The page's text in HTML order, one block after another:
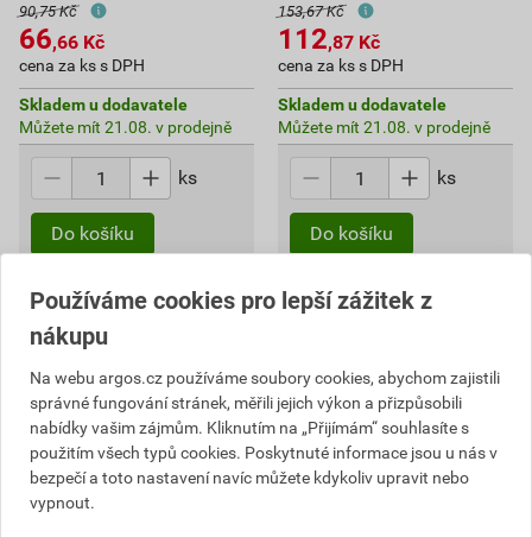
90,75 Kč
66,66 Kč
cena za ks s DPH
Skladem u dodavatele
Můžete mít 21.08. v prodejně
ks
Do košíku
153,67 Kč
112,87 Kč
cena za ks s DPH
Skladem u dodavatele
Můžete mít 21.08. v prodejně
ks
Do košíku
V kategoriiKrytynajdete funkční a estetické prvky určené
prodomovní přístroje, jako jsouspínače,zásuvky,
stmívačea další elektroinstalační zařízení. Kryty slouží
nejen k ochraně vnitřních částí přístrojů, ale také k
dosažení jednotného vzhledu interiéru.
Používáme cookies pro lepší zážitek z
nákupu
Na webu argos.cz používáme soubory cookies, abychom zajistili
správné fungování stránek, měřili jejich výkon a přizpůsobili
nabídky vašim zájmům. Kliknutím na „Přijímám“ souhlasíte s
použitím všech typů cookies. Poskytnuté informace jsou u nás v
bezpečí a toto nastavení navíc můžete kdykoliv upravit nebo
vypnout.